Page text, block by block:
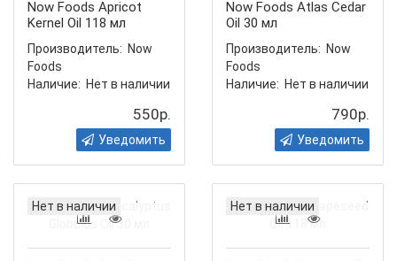
Now Foods Apricot
Kernel Oil 118 мл
Производитель: Now
Foods
Наличие: Нет в наличии
550р.
Уведомить
Now Foods Atlas Cedar
Oil 30 мл
Производитель: Now
Foods
Наличие: Нет в наличии
790р.
Уведомить
Нет в наличии Нет в наличии